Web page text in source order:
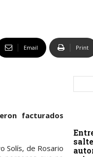
Email Print
facturados
Solís, de Rosario